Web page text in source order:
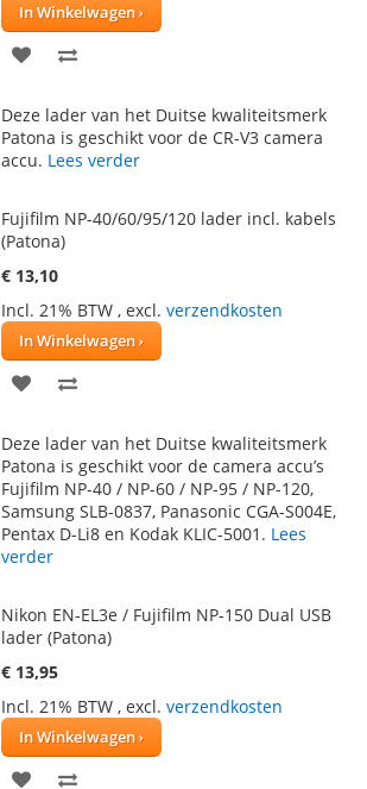
In Winkelwagen
VOEG
AAN TE
Deze lader van het Duitse kwaliteitsmerk
Patona is geschikt voor de CR-V3 camera
accu. Lees verder
Fujifilm NP-40/60/95/120 lader incl. kabels
(Patona)
€ 13,10
Incl. 21% BTW , excl. verzendkosten
In Winkelwagen
VOEG
AAN
VERLANGLIJST
TE
VERGELIJKEN
Deze lader van het Duitse kwaliteitsmerk
Patona is geschikt voor de camera accu’s
Fujifilm NP-40 / NP-60 / NP-95 / NP-120,
Samsung SLB-0837, Panasonic CGA-S004E,
Pentax D-Li8 en Kodak KLIC-5001. Lees
verder
Nikon EN-EL3e / Fujifilm NP-150 Dual USB
lader (Patona)
€ 13,95
Incl. 21% BTW , excl. verzendkosten
In Winkelwagen
VOEG